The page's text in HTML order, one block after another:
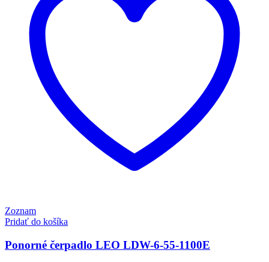
Zoznam
Pridať do košíka
Ponorné čerpadlo LEO LDW-6-55-1100E